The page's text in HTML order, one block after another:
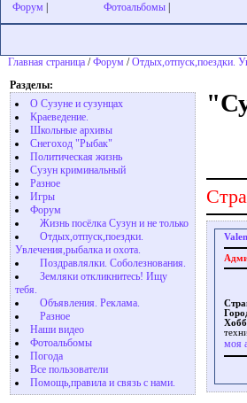
Форум Фотоальбомы
Главная страница /Форум /Отдых,отпуск,поездки.
Разделы:
О Сузуне и сузунцах
Краеведение.
Школьные архивы
Снегоход "Рыбак"
Политическая жизнь
Сузун криминальный
Разное
Игры
Форум
Жизнь посёлка Сузун и не только
Отдых,отпуск,поездки.
Увлечения,рыбалка и охота.
Поздравлялки. Соболезнования.
Земляки откликнитесь! Ищу
тебя.
Объявления. Реклама.
Разное
Наши видео
Фотоальбомы
Погода
Все пользователи
Помощь,правила и связь с нами.
моя